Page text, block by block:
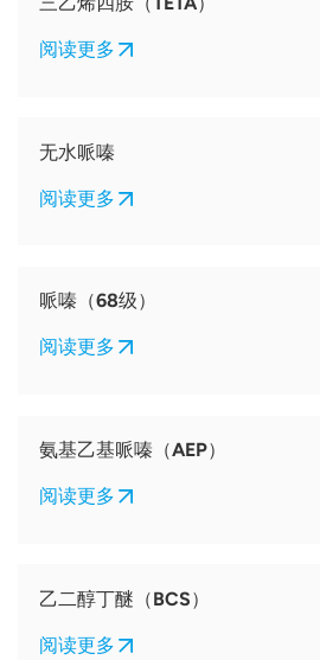
阅读更多
无水哌嗪
阅读更多
哌嗪（68级）
阅读更多
氨基乙基哌嗪（AEP）
阅读更多
乙二醇丁醚（BCS）
阅读更多